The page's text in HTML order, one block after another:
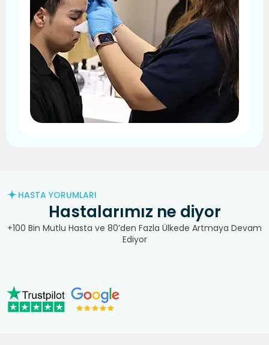
Daha Fazla Gör
HASTA YORUMLARI
Hastalarımız ne diyor
+100 Bin Mutlu Hasta ve 80’den Fazla Ülkede Artmaya Devam
Ediyor